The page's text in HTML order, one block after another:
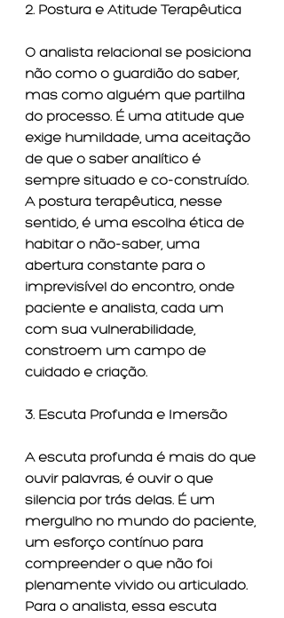
2. Postura e Atitude Terapêutica
O analista relacional se posiciona
não como o guardião do saber,
mas como alguém que partilha
do processo. É uma atitude que
exige humildade, uma aceitação
de que o saber analítico é
sempre situado e co-construído.
A postura terapêutica, nesse
sentido, é uma escolha ética de
habitar o não-saber, uma
abertura constante para o
imprevisível do encontro, onde
paciente e analista, cada um
com sua vulnerabilidade,
constroem um campo de
cuidado e criação.
3. Escuta Profunda e Imersão
A escuta profunda é mais do que
ouvir palavras; é ouvir o que
silencia por trás delas. É um
mergulho no mundo do paciente,
um esforço contínuo para
compreender o que não foi
plenamente vivido ou articulado.
Para o analista, essa escuta